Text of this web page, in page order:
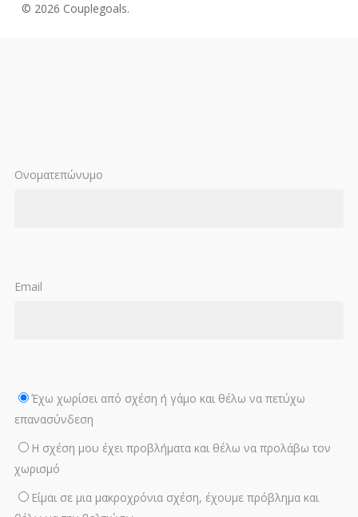
© 2026 Couplegoals.
Ονοματεπώνυμο
Email
Έχω χωρίσει από σχέση ή γάμο και θέλω να πετύχω
επανασύνδεση
Η σχέση μου έχει προβλήματα και θέλω να προλάβω τον
χωρισμό
Είμαι σε μια μακροχρόνια σχέση, έχουμε πρόβλημα και